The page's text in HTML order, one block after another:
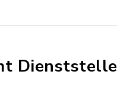
Dienststelle